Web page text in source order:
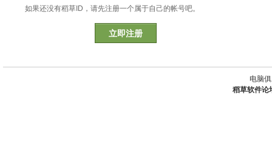
如果还没有稻草ID，请先注册一个属于自己的帐号吧。
立即注册
电脑
稻草软件论